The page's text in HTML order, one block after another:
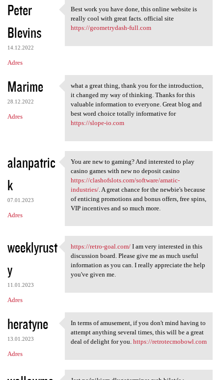
Peter
Blevins
14.12.2022
Adres
Best work you have done, this
Best work you have done, this online website is
really cool with great facts. official site
https://geometrydash-full.com
Marime
28.12.2022
Adres
what a great thing, thank you
what a great thing, thank you for the introduction,
it changed my way of thinking. Thanks for this
valuable information to everyone. Great blog and
best word choice totally informative for
https://slope-io.com
alanpatric
k
07.01.2023
Adres
You are new to gaming? And
You are new to gaming? And interested to play
casino games with new no deposit casino
https://clashofslots.com/software/amatic-
industries/. A great chance for the newbie's because
of enticing promotions and bonus offers, free spins,
VIP incentives and so much more.
weeklyrust
y
11.01.2023
Adres
https://retro-goal.com/ I am
https://retro-goal.com/I am very interested in this
discussion board. Please give me as much useful
information as you can. I really appreciate the help
you've given me.
heratyne
13.01.2023
Adres
In terms of amusement, if you
In terms of amusement, if you don't mind having to
attempt anything several times, this will be a great
deal of delight for you. https://retrotecmobowl.com